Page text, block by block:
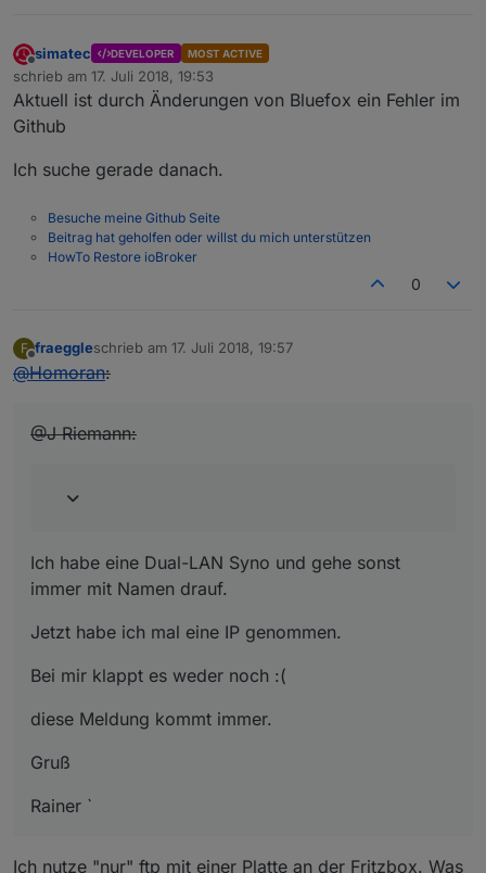
Offline
simatec DEVELOPER MOST ACTIVE
schrieb am 17. Juli 2018, 19:53
zuletzt editiert von
Aktuell ist durch Änderungen von Bluefox ein Fehler im
Github
Ich suche gerade danach.
Besuche meine Github Seite
Beitrag hat geholfen oder willst du mich unterstützen
HowTo Restore ioBroker
0
F
Offline
fraeggleschrieb am 17. Juli 2018, 19:57
zuletzt editiert von
@Homoran:
@J Riemann:
Ich habe eine Dual-LAN Syno und gehe sonst
immer mit Namen drauf.
Jetzt habe ich mal eine IP genommen.
Bei mir klappt es weder noch :(
diese Meldung kommt immer.
Gruß
Rainer `
Ich nutze "nur" ftp mit einer Platte an der Fritzbox. Was